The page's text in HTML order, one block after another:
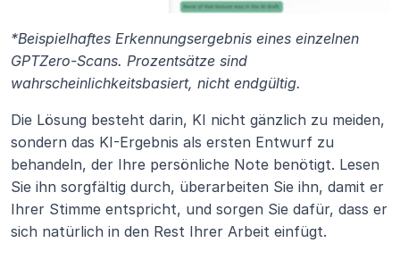
*Beispielhaftes Erkennungsergebnis eines einzelnen
GPTZero-Scans. Prozentsätze sind
wahrscheinlichkeitsbasiert, nicht endgültig.
Die Lösung besteht darin, KI nicht gänzlich zu meiden,
sondern das KI-Ergebnis als ersten Entwurf zu
behandeln, der Ihre persönliche Note benötigt. Lesen
Sie ihn sorgfältig durch, überarbeiten Sie ihn, damit er
Ihrer Stimme entspricht, und sorgen Sie dafür, dass er
sich natürlich in den Rest Ihrer Arbeit einfügt.